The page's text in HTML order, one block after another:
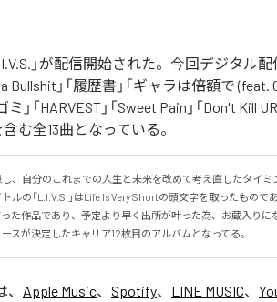
」が配信開始された。今回デジタル
Bullshit」「履歴書」「ギャラは倍額で (feat.
ミ」「HARVEST」「Sweet Pain」「Don't Kill
含む全13曲となっている。
、自分のこれまでの人生と未来を改めて考え直したタイミ
ルの「L.I.V.S.」はLife Is Very Shortの頭文字を取ったもの
た作品であり、予定より早く出所が叶った為、お蔵入り
スが決定したキャリア12枚目のアルバムとなってる。
、 Apple Music、 Spotify、 LINE MUSIC、